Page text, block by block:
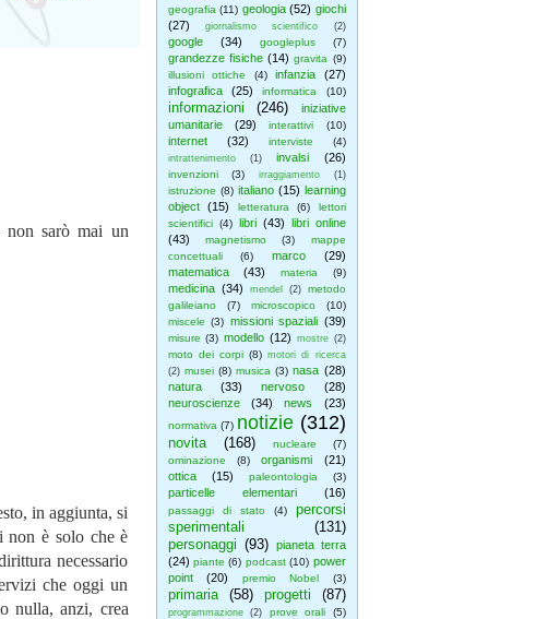
geografia (11) geologia (52) giochi
(27)
giornalismo scientifico (2)
google (34) googleplus (7)
grandezze fisiche (14) gravita (9)
illusioni ottiche
(4) infanzia
(27)
infografica
(25) informatica (10)
informazioni (246)
iniziative
umanitarie
(29) interattivi (10)
internet (32) interviste (4)
intrattenimento (1) invalsi (26)
invenzioni (3) irraggiamento (1)
istruzione (8) italiano (15) learning
object
(15) letteratura (6)
lettori
scientifici (4) libri (43) libri online
(43)
magnetismo (3)
mappe
concettuali
(6) marco
(29)
matematica
(43) materia (9)
medicina (34) mendel (2)
metodo
galileiano
(7) microscopico
(10)
miscele (3) missioni spaziali (39)
misure (3) modello (12) mostre (2)
moto dei corpi (8) motori di ricerca
(2) musei (8) musica (3) nasa (28)
natura
(33) nervoso
(28)
neuroscienze
(34) news (23)
normativa (7) notizie (312)
novita (168) nucleare
(7)
ominazione
(8) organismi
(21)
ottica
(15) paleontologia (3)
particelle elementari (16)
passaggi di stato (4)
percorsi
sperimentali
(131)
personaggi (93)
pianeta terra
(24) piante (6) podcast (10) power
point
(20) premio Nobel (3)
primaria (58) progetti (87)
programmazione (2) prove orali (5)
non sarò mai un
in aggiunta, si
non è solo che è
necessario
che oggi un
nulla, anzi, crea